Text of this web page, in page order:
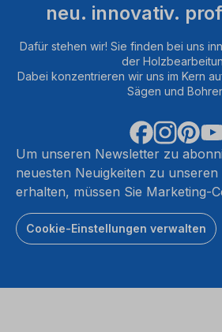
neu. innovativ.
Dafür stehen wir! Sie finden bei uns
der
Dabei konzentrieren wir uns im Kern
Sägen und
Um unseren Newsletter zu
neuesten Neuigkeiten zu
erhalten, müssen Sie Marketing-
Cookie-Einstellungen verwalten